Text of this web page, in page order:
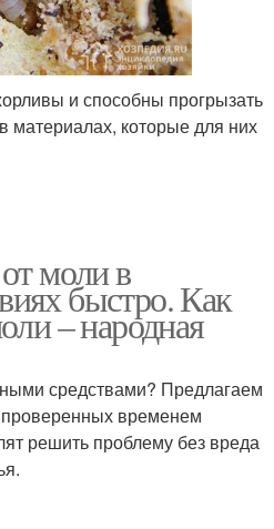
и способны прогрызать
материалах, которые для них
моли в
быстро. Как
– народная
средствами? Предлагаем
временем
решить проблему без вреда